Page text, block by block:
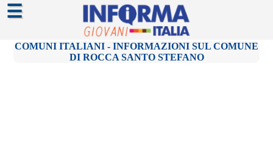
☰
COMUNI ITALIANI - INFORMAZIONI SUL COMUNE
DI ROCCA SANTO STEFANO